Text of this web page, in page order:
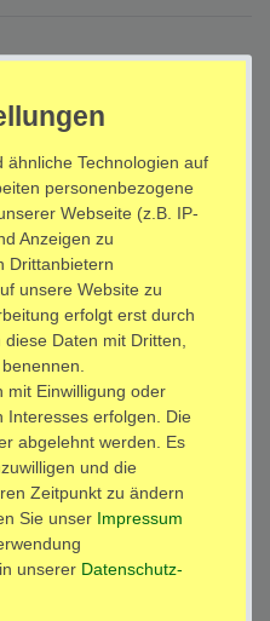
für Wandhalterung "L52W"
den Warenkorb
ähnliche Technologien auf
personenbezogene
Webseite (z.B. IP-
Anzeigen zu
Drittanbietern
unsere Website zu
erfolgt erst durch
Daten mit Dritten,
mit Einwilligung oder
Interesses erfolgen. Die
abgelehnt werden. Es
und die
Zeitpunkt zu ändern
Sie unser Impressum
unserer Daten­schutz­